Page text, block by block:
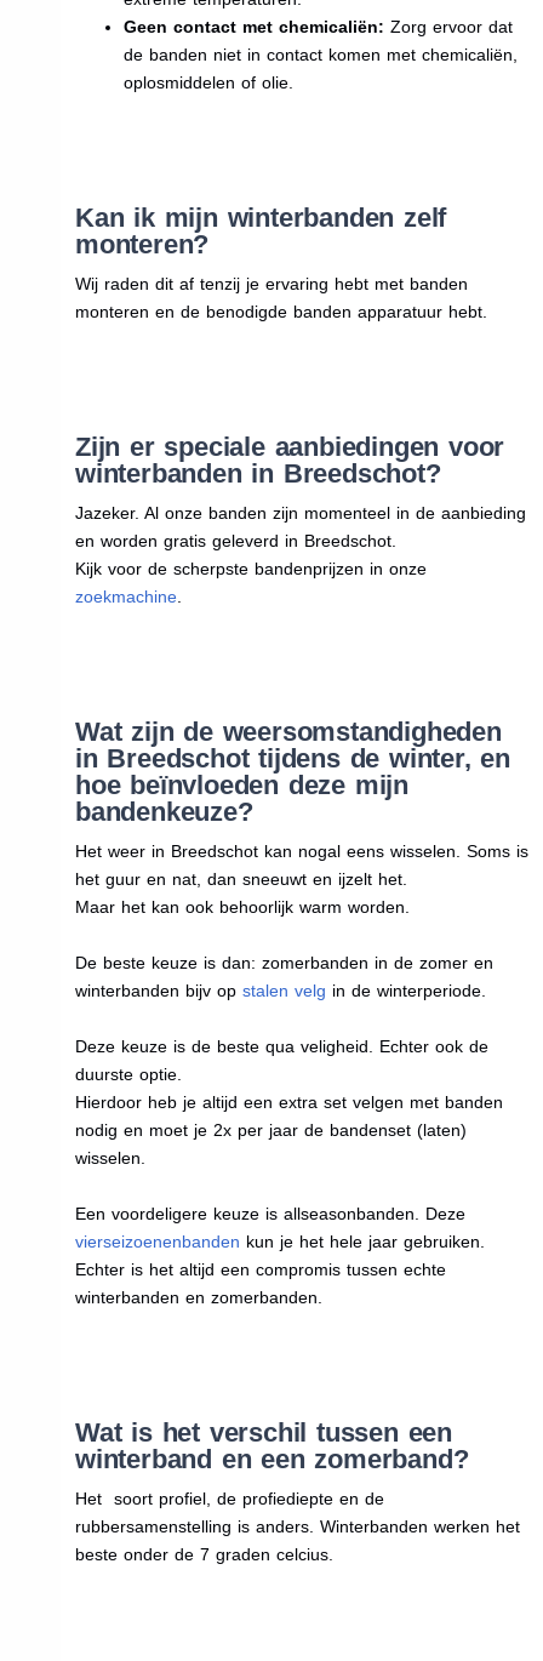
Geen contact met chemicaliën: Zorg ervoor dat
de banden niet in contact komen met chemicaliën,
oplosmiddelen of olie.
Kan ik mijn winterbanden zelf
monteren?
Wij raden dit af tenzij je ervaring hebt met banden
monteren en de benodigde banden apparatuur hebt.
Zijn er speciale aanbiedingen voor
winterbanden in Breedschot?
Jazeker. Al onze banden zijn momenteel in de aanbieding
en worden gratis geleverd in Breedschot.
Kijk voor de scherpste bandenprijzen in onze
zoekmachine.
Wat zijn de weersomstandigheden
in Breedschot tijdens de winter, en
hoe beïnvloeden deze mijn
bandenkeuze?
Het weer in Breedschot kan nogal eens wisselen. Soms is
het guur en nat, dan sneeuwt en ijzelt het.
Maar het kan ook behoorlijk warm worden.
De beste keuze is dan: zomerbanden in de zomer en
winterbanden bijv op stalen velg in de winterperiode.
Deze keuze is de beste qua veligheid. Echter ook de
duurste optie.
Hierdoor heb je altijd een extra set velgen met banden
nodig en moet je 2x per jaar de bandenset (laten)
wisselen.
Een voordeligere keuze is allseasonbanden. Deze
vierseizoenenbanden kun je het hele jaar gebruiken.
Echter is het altijd een compromis tussen echte
winterbanden en zomerbanden.
Wat is het verschil tussen een
winterband en een zomerband?
Het soort profiel, de profiediepte en de
rubbersamenstelling is anders. Winterbanden werken het
beste onder de 7 graden celcius.